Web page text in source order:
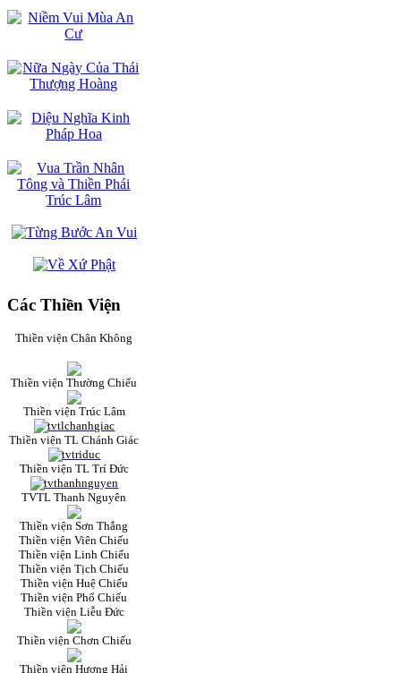
Các Thiền Viện
Thiền viện Chân Không
Thiền viện Thường Chiếu
Thiền viện Trúc Lâm
Thiền viện TL Chánh Giác
Thiền viện TL Trí Đức
TVTL Thanh Nguyên
Thiền viện Sơn Thắng
Thiền viện Viên Chiếu
Thiền viện Linh Chiếu
Thiền viện Tịch Chiếu
Thiền viện Huệ Chiếu
Thiền viện Phổ Chiếu
Thiền viện Liễu Đức
Thiền viện Chơn Chiếu
Thiền viện Hương Hải